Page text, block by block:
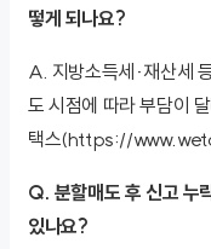
떻게 되나요?
A. 지방소득세·재산세
도 시점에 따라 부담이
택스(https://
Q. 분할매도 후 신고 누
있나요?